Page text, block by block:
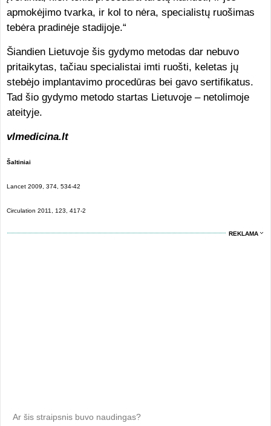
apmokėjimo tvarka, ir kol to nėra, specialistų ruošimas
tebėra pradinėje stadijoje.“
Šiandien Lietuvoje šis gydymo metodas dar nebuvo
pritaikytas, tačiau specialistai imti ruošti, keletas jų
stebėjo implantavimo procedūras bei gavo sertifikatus.
Tad šio gydymo metodo startas Lietuvoje – netolimoje
ateityje.
vlmedicina.lt
Šaltiniai
Lancet 2009, 374, 534-42
Circulation 2011, 123, 417-2
REKLAMA
Ar šis straipsnis buvo naudingas?